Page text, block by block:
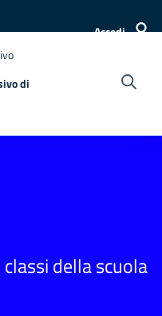
Accedi
di
della scuola